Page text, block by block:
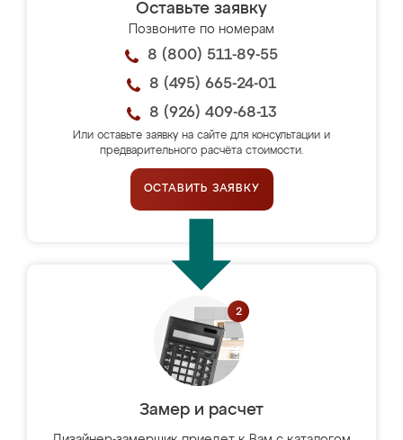
Оставьте заявку
Позвоните по номерам
8 (800) 511-89-55
8 (495) 665-24-01
8 (926) 409-68-13
Или оставьте заявку на сайте для консультации и
предварительного расчёта стоимости.
ОСТАВИТЬ ЗАЯВКУ
Замер и расчет